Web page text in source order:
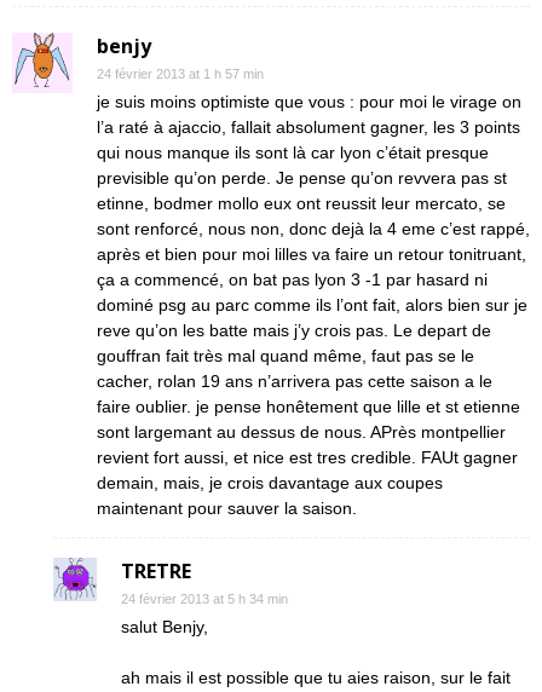
benjy
24 février 2013 at 1 h 57 min
je suis moins optimiste que vous : pour moi le virage on
l’a raté à ajaccio, fallait absolument gagner, les 3 points
qui nous manque ils sont là car lyon c’était presque
previsible qu’on perde. Je pense qu’on revvera pas st
etinne, bodmer mollo eux ont reussit leur mercato, se
sont renforcé, nous non, donc dejà la 4 eme c’est rappé,
après et bien pour moi lilles va faire un retour tonitruant,
ça a commencé, on bat pas lyon 3 -1 par hasard ni
dominé psg au parc comme ils l’ont fait, alors bien sur je
reve qu’on les batte mais j’y crois pas. Le depart de
gouffran fait très mal quand même, faut pas se le
cacher, rolan 19 ans n’arrivera pas cette saison a le
faire oublier. je pense honêtement que lille et st etienne
sont largemant au dessus de nous. APrès montpellier
revient fort aussi, et nice est tres credible. FAUt gagner
demain, mais, je crois davantage aux coupes
maintenant pour sauver la saison.
TRETRE
24 février 2013 at 5 h 34 min
salut Benjy,
ah mais il est possible que tu aies raison, sur le fait